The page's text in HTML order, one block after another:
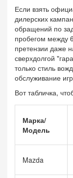
Если взять
дилерских
обращений по
пробегом между
претензии даже
сверхдолгой
только стиль
обслуживание
Вот табличка,
Марка/
Модель
Mazda